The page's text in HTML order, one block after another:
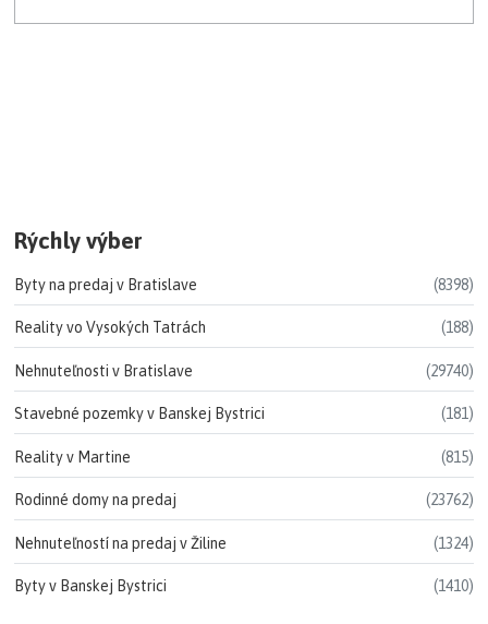
Rýchly výber
Byty na predaj v Bratislave (8398)
Reality vo Vysokých Tatrách (188)
Nehnuteľnosti v Bratislave (29740)
Stavebné pozemky v Banskej Bystrici (181)
Reality v Martine (815)
Rodinné domy na predaj (23762)
Nehnuteľností na predaj v Žiline (1324)
Byty v Banskej Bystrici (1410)